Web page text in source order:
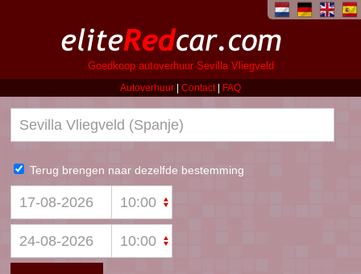
Goedkoop autoverhuur Sevilla Vliegveld
Autoverhuur
Contact| FAQ
Terug brengen naar dezelfde bestemming